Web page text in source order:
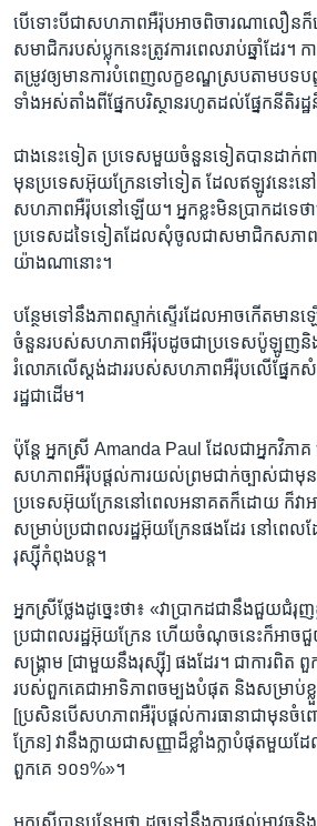
បើ​ទោះបីជា​សហភាព​អឺរ៉ុប​អាច​ពិចារណា​លឿន​
សមាជិក​របស់​ប្លុក​នេះ​ត្រូវការ​ពេល​រាប់​ឆ្នាំ​ដែរ
តម្រូវ​ឲ្យ​មាន​ការ​បំពេញ​លក្ខខណ្ឌ​ស្រប​តាម​បទ​បញ្ញ
ទាំងអស់​តាំងពី​ផ្នែក​បរិស្ថាន​រហូត​ដល់​ផ្នែក​នីតិរដ្ឋ​
ជាង​នេះ​ទៀត ប្រទេស​មួយ​ចំនួន​ទៀត​បាន​ដាក់​
មុន​ប្រទេស​អ៊ុយក្រែន​ទៅទៀត ដែល​ឥឡូវ​នេះ​នៅ​
សហភាព​អឺរ៉ុប​នៅឡើយ។ អ្នក​ខ្លះ​មិន​ប្រាកដ​ទេ​ថ
ប្រទេស​ដទៃ​ទៀត​ដែល​សុំ​ចូល​ជា​សមាជិក​សភាព​អឺ
យ៉ាងណា​នោះ។
បន្ថែម​ទៅ​នឹង​ភាព​ស្ទាក់ស្ទើរ​ដែល​អាច​កើត​មាន​
ចំនួន​របស់​សហភាព​អឺរ៉ុប​ដូចជា​ប្រទេស​ប៉ូឡូញ​និង​
រំលោភ​លើ​ស្ដង់ដារ​របស់​សហភាព​អឺរ៉ុប​លើ​ផ្នែ
រដ្ឋ​ជាដើម។
ប៉ុន្តែ អ្នកស្រី Amanda Paul ដែល​ជា​អ្នក​វិភ
សហភាព​អឺរ៉ុប​ផ្ដល់​ការ​យល់ព្រម​ជាក់ច្បាស់​ជាមុ
ប្រទេស​អ៊ុយក្រែន​នៅ​ពេល​អនាគត​ក៏ដោយ ក៏​វា​អ
សម្រាប់​ប្រជាពលរដ្ឋ​អ៊ុយក្រែន​ផងដែរ នៅពេល​
រុស្ស៊ី​កំពុង​បន្ត។
អ្នកស្រី​ថ្លែង​ដូច្នេះ​ថា៖ «វា​ប្រាកដ​ជា​នឹង​ជួយ​ជំរុញ​
ប្រជាពលរដ្ឋ​អ៊ុយក្រែន ហើយ​ចំណុច​នេះ​ក៏​អាច​
សង្គ្រាម [ជាមួយ​នឹង​រុស្ស៊ី] ផងដែរ។ ជា​ការពិត ពួ
របស់​ពួកគេ​ជា​អាទិភាព​ចម្បង​បំផុត និង​សម្រាប់​ខ្លួ
[ប្រសិនបើ​សហភាព​អឺរ៉ុប​ផ្ដល់​ការ​ធានា​ជា​មុន​
ក្រែន] វា​នឹង​ក្លាយជា​សញ្ញា​ដ៏​ខ្លាំងក្លា​បំផុត​មួយ​
ពួកគេ ១០១%»។
អ្នកស្រី​បាន​បន្ថែម​ថា ដូច​ទៅ​នឹង​ការ​ផ្ដល់​អាវុ